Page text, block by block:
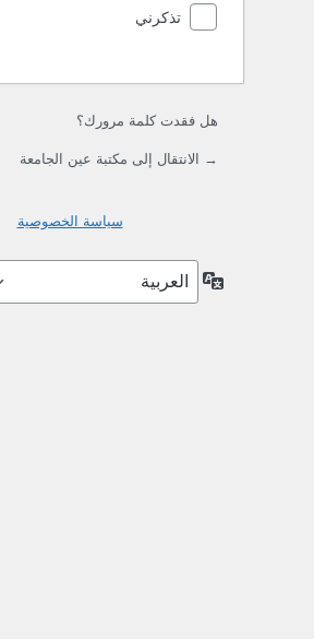
تذكرني
هل فقدت كلمة مرورك؟
→ الانتقال إلى مكتبة عين الجامعة
سياسة الخصوصية
اللغة